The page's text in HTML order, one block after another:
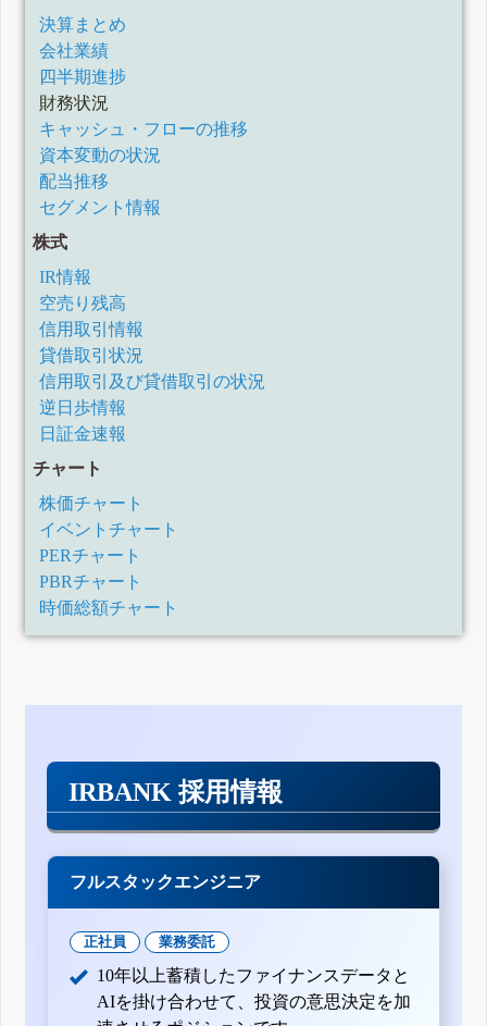
月28日)
有価証券報告書-第109期(令和2年12月1日-令和3年11月30日)
四半期報告書-第109期第3四半期(令和3年6月1日-令和3年8月
31日)
四半期報告書-第109期第2四半期(令和3年3月1日-令和3年5月
31日)
四半期報告書-第109期第1四半期(令和2年12月1日-令和3年2
月28日)
有価証券報告書-第108期(令和1年12月1日-令和2年11月30日)
四半期報告書-第108期第3四半期(令和2年6月1日-令和2年8月
31日)
四半期報告書-第108期第2四半期(令和2年3月1日-令和2年5月
四半期報告書-第108期第1四半期(令和1年12月1日-令和2年2
月29日)
有価証券報告書-第107期(平成30年12月1日-令和1年11月30
日)
四半期報告書-第107期第3四半期(令和1年6月1日-令和1年8月
31日)
四半期報告書-第107期第2四半期(平成31年3月1日-令和1年5
月31日)
四半期報告書-第107期第1四半期(平成30年12月1日-平成31年
有価証券報告書-第106期(平成29年12月1日-平成30年11月30
四半期報告書-第106期第3四半期(平成30年6月1日-平成30年8
月31日)
四半期報告書-第106期第2四半期(平成30年3月1日-平成30年5
月31日)
四半期報告書-第106期第1四半期(平成29年12月1日-平成30年
2月28日)
日)
四半期報告書-第105期第2四半期(平成29年3月1日-平成29年5
有価証券報告書-第104期(平成27年12月1日-平成28年11月30
四半期報告書-第104期第3四半期(平成28年6月1日-平成28年8
月31日)
四半期報告書-第104期第2四半期(平成28年3月1日-平成28年5
月31日)
四半期報告書-第104期第1四半期(平成27年12月1日-平成28年
2月29日)
有価証券報告書-第103期(平成26年12月1日-平成27年11月30
四半期報告書-第103期第3四半期(平成27年6月1日-平成27年8
月31日)
四半期報告書-第103期第2四半期(平成27年3月1日-平成27年5
決算まとめ
会社業績
四半期進捗
財務状況
キャッシュ・フローの推移
資本変動の状況
配当推移
セグメント情報
株式
IR情報
空売り残高
信用取引情報
貸借取引状況
信用取引及び貸借取引の状況
逆日歩情報
日証金速報
チャート
株価チャート
イベントチャート
PERチャート
PBRチャート
時価総額チャート
IRBANK 採用情報
フルスタックエンジニア
正社員 業務委託
10年以上蓄積したファイナンスデータと
AIを掛け合わせて、投資の意思決定を加